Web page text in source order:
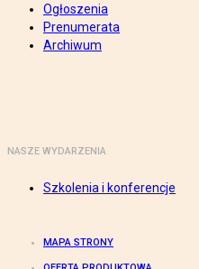
Ogłoszenia
Prenumerata
Archiwum
NASZE WYDARZENIA
Szkolenia i konferencje
MAPA STRONY